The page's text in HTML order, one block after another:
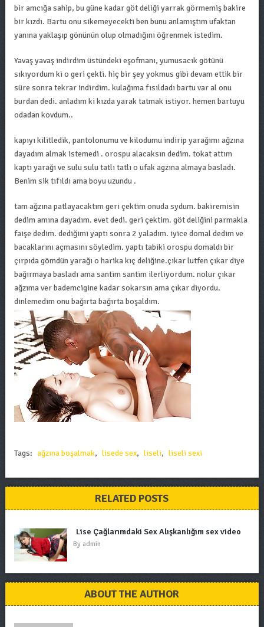
bir amcığa sahip, bu güne kadar göt deliği yarrak görmemiş bakire
bir kızdı. Bartu onu sikemeyecekti ben bunu anlamıştım ufaktan
yanına yaklaşıp gönünün olup olmadığını öğrenmek istedim.
Yavaş yavaş indirdim üstündeki eşofmanı, yumusacık götünü
sıkıyordum ki o geri çekti. hiç bir şey yokmus gibi devam ettik bir
süre sonra tekrar indirdim. kulağıma fısıldadı bartu var al onu
burdan dedi. anladım ki kızda yarak tatmak istiyor. hemen bartuyu
odadan kovdum..
kapıyı kilitledik, pantolonumu ve kilodumu indirip yarağımı ağzına
dayadım almak istemedi . orospu alacaksın dedim. tokat attım
kaptı yarağı ve sulu sulu tatlı tatlı o ufak agzına almaya basladı.
Benim sik tıfıldı ama boyu uzundu .
tam ağzına patlayacaktım geri çektim onuda sydum. bakiremisin
dedim amına dayadım. evet dedi. geri çektim. göt deliğini parmakla
faişe dedim. dediğimi yaptı sonra 2 yaladım. iyice domal dedim ve
bacaklarını açmasını söyledim. yaptı tabiki orospu domaldı bir
çırpıda gömdün yarağı o harika kıç deliğine.çıkar lutfen çıkar diye
bağırmaya basladı ama santim santim ilerliyordum. nolur çıkar
ağzıma ver bademcigine kadar sokarsın ama çıkar diyordu.
dinlemedim onu bağırta bağırta boşaldım.
Tags: ağzına boşalmak, lisede sex, liseli, liseli sexi
RELATED POSTS
Lise Çağlarımdaki Sex Alışkanlığım sex video
By admin
ABOUT THE AUTHOR